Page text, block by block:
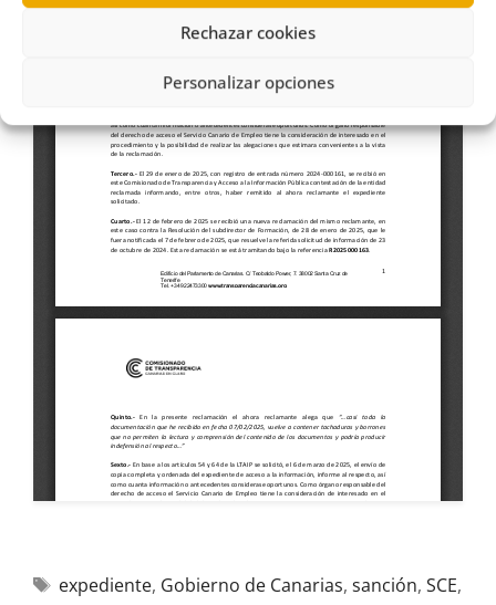
Rechazar cookies
Personalizar opciones
expediente, Gobierno de Canarias, sanción, SCE,